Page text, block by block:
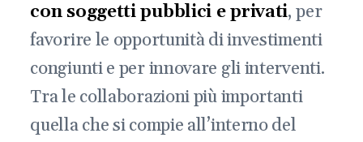
con soggetti pubblici e privati, per
favorire le opportunità di investimenti
congiunti e per innovare gli interventi.
Tra le collaborazioni più importanti
quella che si compie all’interno del